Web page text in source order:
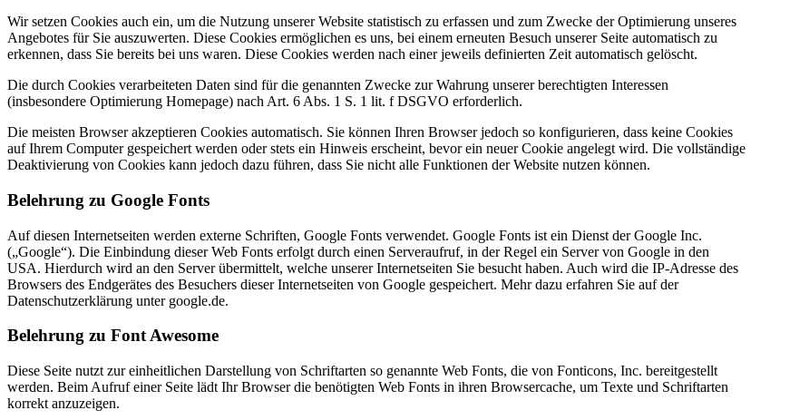
Wir setzen Cookies auch ein, um die Nutzung unserer Website statistisch zu erfassen und zum Zwecke der Optimierung unseres
Angebotes für Sie auszuwerten. Diese Cookies ermöglichen es uns, bei einem erneuten Besuch unserer Seite automatisch zu
erkennen, dass Sie bereits bei uns waren. Diese Cookies werden nach einer jeweils definierten Zeit automatisch gelöscht.
Die durch Cookies verarbeiteten Daten sind für die genannten Zwecke zur Wahrung unserer berechtigten Interessen
(insbesondere Optimierung Homepage) nach Art. 6 Abs. 1 S. 1 lit. f DSGVO erforderlich.
Die meisten Browser akzeptieren Cookies automatisch. Sie können Ihren Browser jedoch so konfigurieren, dass keine Cookies
auf Ihrem Computer gespeichert werden oder stets ein Hinweis erscheint, bevor ein neuer Cookie angelegt wird. Die vollständige
Deaktivierung von Cookies kann jedoch dazu führen, dass Sie nicht alle Funktionen der Website nutzen können.
Belehrung zu Google Fonts
Auf diesen Internetseiten werden externe Schriften, Google Fonts verwendet. Google Fonts ist ein Dienst der Google Inc.
(„Google“). Die Einbindung dieser Web Fonts erfolgt durch einen Serveraufruf, in der Regel ein Server von Google in den
USA. Hierdurch wird an den Server übermittelt, welche unserer Internetseiten Sie besucht haben. Auch wird die IP-Adresse des
Browsers des Endgerätes des Besuchers dieser Internetseiten von Google gespeichert. Mehr dazu erfahren Sie auf der
Datenschutzerklärung unter google.de.
Belehrung zu Font Awesome
Diese Seite nutzt zur einheitlichen Darstellung von Schriftarten so genannte Web Fonts, die von Fonticons, Inc. bereitgestellt
werden. Beim Aufruf einer Seite lädt Ihr Browser die benötigten Web Fonts in ihren Browsercache, um Texte und Schriftarten
korrekt anzuzeigen.